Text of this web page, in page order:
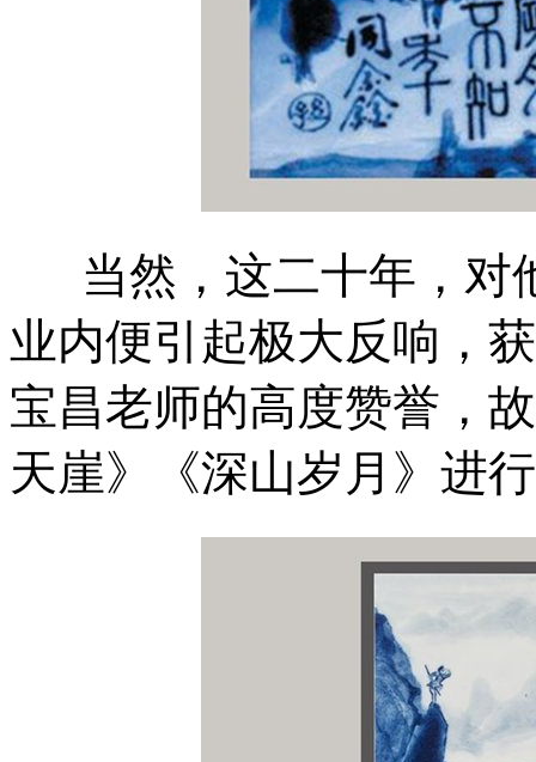
当然，这二十年，对
业内便引起极大反响，
宝昌老师的高度赞誉，
天崖》《深山岁月》进